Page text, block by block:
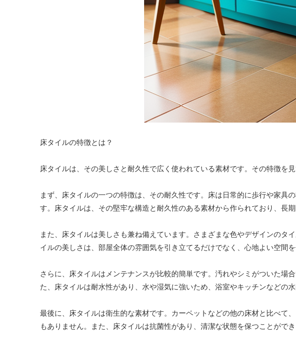
床タイルの特徴とは？
床タイルは、その美しさと耐久性で広く使われている素材です。その特徴を見
まず、床タイルの一つの特徴は、その耐久性です。床は日常的に歩行や家具
す。床タイルは、その堅牢な構造と耐久性のある素材から作られており、長
また、床タイルは美しさも兼ね備えています。さまざまな色やデザインのタ
イルの美しさは、部屋全体の雰囲気を引き立てるだけでなく、心地よい空間を
さらに、床タイルはメンテナンスが比較的簡単です。汚れやシミがついた場
た、床タイルは耐水性があり、水や湿気に強いため、浴室やキッチンなどの水
最後に、床タイルは衛生的な素材です。カーペットなどの他の床材と比べて
もありません。また、床タイルは抗菌性があり、清潔な状態を保つことができ